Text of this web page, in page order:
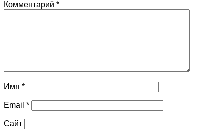
Комментарий *
Имя *
Email *
Сайт